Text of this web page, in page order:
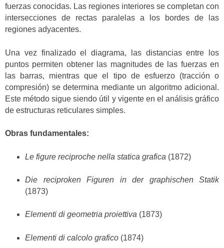
fuerzas conocidas. Las regiones interiores se completan con
intersecciones de rectas paralelas a los bordes de las
regiones adyacentes.
Una vez finalizado el diagrama, las distancias entre los
puntos permiten obtener las magnitudes de las fuerzas en
las barras, mientras que el tipo de esfuerzo (tracción o
compresión) se determina mediante un algoritmo adicional.
Este método sigue siendo útil y vigente en el análisis gráfico
de estructuras reticulares simples.
Obras fundamentales:
Le figure reciproche nella statica grafica (1872)
Die reciproken Figuren in der graphischen Statik
(1873)
Elementi di geometria proiettiva (1873)
Elementi di calcolo grafico (1874)